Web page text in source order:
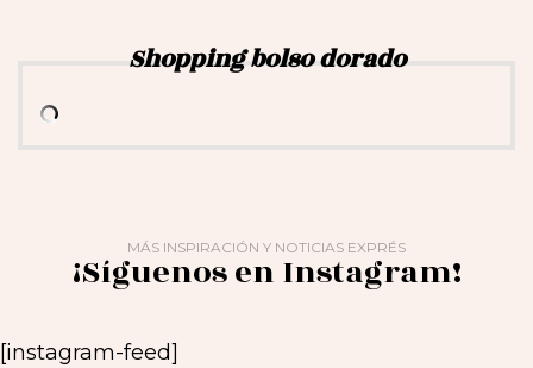
Shopping bolso dorado
MÁS INSPIRACIÓN Y NOTICIAS EXPRÉS
¡Síguenos en Instagram!
[instagram-feed]